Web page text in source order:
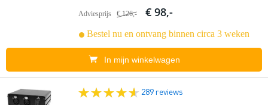
Adviesprijs € 126,- € 98,-
Bestel nu en ontvang binnen circa 3 weken
In mijn winkelwagen
289 reviews